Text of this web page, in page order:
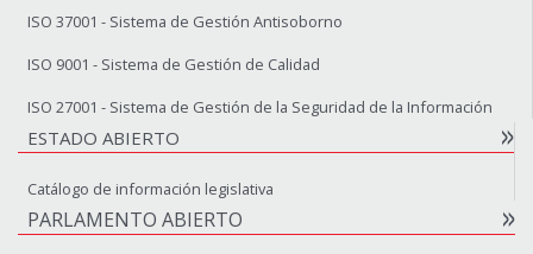
ISO 37001 - Sistema de Gestión Antisoborno
ISO 9001 - Sistema de Gestión de Calidad
ISO 27001 - Sistema de Gestión de la Seguridad de la Información
ESTADO ABIERTO
Catálogo de información legislativa
PARLAMENTO ABIERTO